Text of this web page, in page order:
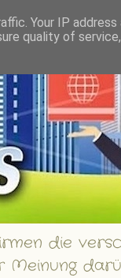
die
Your IP address
quality of